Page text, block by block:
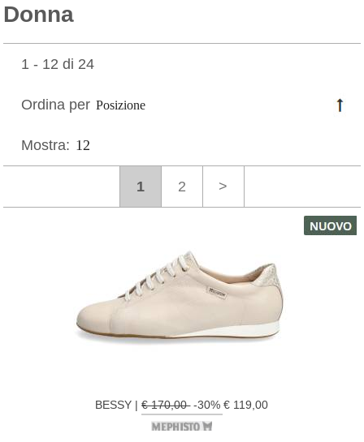
Donna
1 - 12 di 24
Ordina per
Mostra:
1 2 >
BESSY |€ 170,00-30% € 119,00